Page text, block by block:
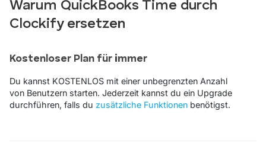
Warum QuickBooks Time durch
Clockify ersetzen
Kostenloser Plan für immer
Du kannst KOSTENLOS mit einer unbegrenzten Anzahl
von Benutzern starten. Jederzeit kannst du ein Upgrade
durchführen, falls du zusätzliche Funktionen benötigst.